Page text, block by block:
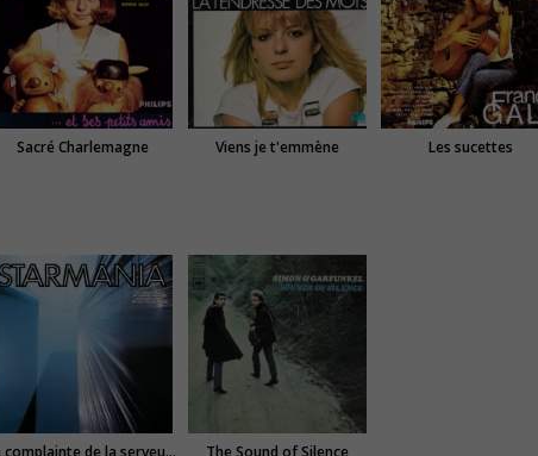
Sacré Charlemagne Viens je t'emmène Les sucettes